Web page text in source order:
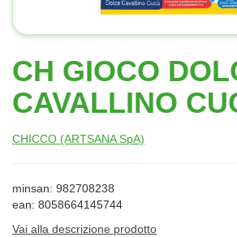
CH GIOCO
CAVALLINO
CHICCO (ARTSANA SpA)
minsan: 982708238
ean: 8058664145744
Vai alla descrizione prodotto